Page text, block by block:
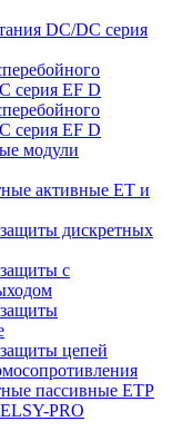
DC/DC серия
серия EF D
серия EF D
модули
активные ET и
дискретных
с
цепей
пассивные ЕТР
PRO